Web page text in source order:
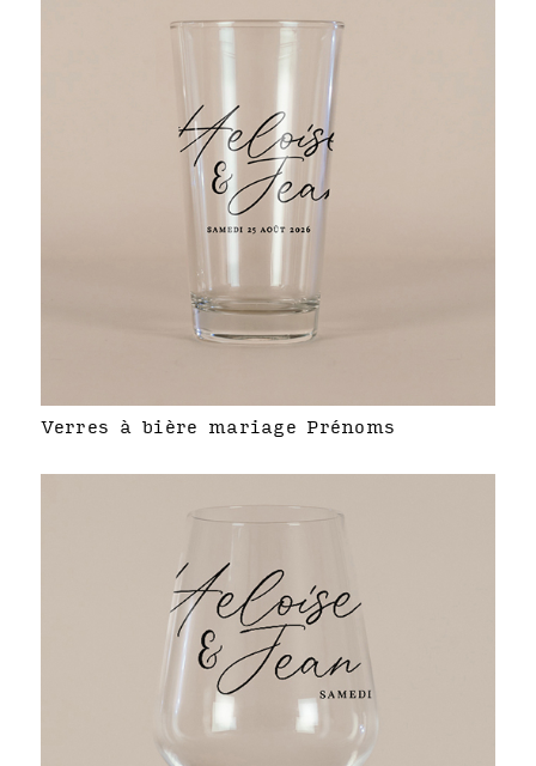
Verres à bière mariage Prénoms